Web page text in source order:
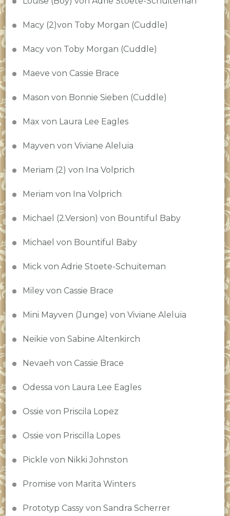
Macy (2)von Toby Morgan (Cuddle)
Macy von Toby Morgan (Cuddle)
Maeve von Cassie Brace
Mason von Bonnie Sieben (Cuddle)
Max von Laura Lee Eagles
Mayven von Viviane Aleluia
Meriam (2) von Ina Volprich
Meriam von Ina Volprich
Michael (2.Version) von Bountiful Baby
Michael von Bountiful Baby
Mick von Adrie Stoete-Schuiteman
Miley von Cassie Brace
Mini Mayven (Junge) von Viviane Aleluia
Neikie von Sabine Altenkirch
Nevaeh von Cassie Brace
Odessa von Laura Lee Eagles
Ossie von Priscila Lopez
Ossie von Priscilla Lopes
Pickle von Nikki Johnston
Promise von Marita Winters
Prototyp Cassy von Sandra Scherrer